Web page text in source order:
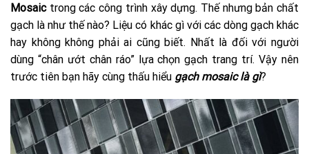
Mosaic trong các công trình xây dựng. Thế nhưng bản chất
gạch là như thế nào? Liệu có khác gì với các dòng gạch khác
hay không không phải ai cũng biết. Nhất là đối với người
dùng “chân ướt chân ráo” lựa chọn gạch trang trí. Vậy nên
trước tiên bạn hãy cùng thấu hiểu gạch mosaic là gì?